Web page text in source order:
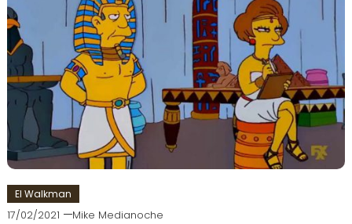
El Walkman
17/02/2021 Mike Medianoche